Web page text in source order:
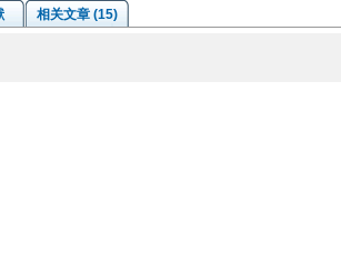
相关文章 (15)